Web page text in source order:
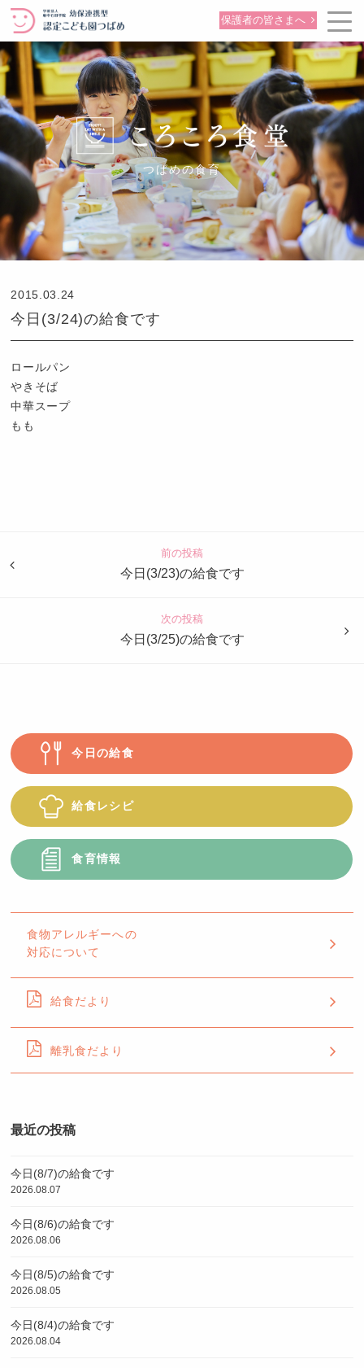
保護者の皆さまへ
つばめの食育
2015.03.24
今日(3/24)の給食です
ロールパン
やきそば
中華スープ
もも
も
前の投稿
今日(3/23)の給食です
次の投稿
今日(3/25)の給食です
今日の給食
給食レシピ
食育情報
食物アレルギーへの
対応について
給食だより
離乳食だより
最近の投稿
今日(8/7)の給食です
2026.08.07
今日(8/6)の給食です
2026.08.06
今日(8/5)の給食です
2026.08.05
今日(8/4)の給食です
2026.08.04